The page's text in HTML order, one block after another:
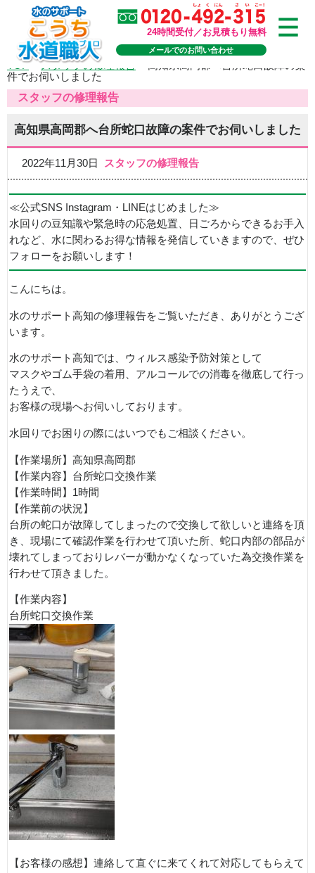
24時間受付／お見積もり無料
メールでのお問い合わせ
TOP>スタッフの修理報告
件でお伺いしました
スタッフの修理報告
高知県高岡郡へ台所蛇口故障の案件でお伺いしました
2022年11月30日 スタッフの修理報告
≪公式SNS Instagram・LINEはじめました≫
水回りの豆知識や緊急時の応急処置、日ごろからできるお手入
れなど、水に関わるお得な情報を発信していきますので、ぜひ
フォローをお願いします！
こんにちは。
水のサポート高知の修理報告をご覧いただき、ありがとうござ
います。
水のサポート高知では、ウィルス感染予防対策として
マスクやゴム手袋の着用、アルコールでの消毒を徹底して行っ
たうえで、
お客様の現場へお伺いしております。
水回りでお困りの際にはいつでもご相談ください。
【作業場所】高知県高岡郡
【作業内容】台所蛇口交換作業
【作業時間】1時間
【作業前の状況】
台所の蛇口が故障してしまったので交換して欲しいと連絡を頂
き、現場にて確認作業を行わせて頂いた所、蛇口内部の部品が
壊れてしまっておりレバーが動かなくなっていた為交換作業を
行わせて頂きました。
【作業内容】
台所蛇口交換作業
【お客様の感想】連絡して直ぐに来てくれて対応してもらえて